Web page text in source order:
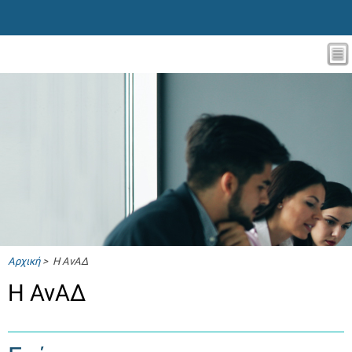
Αρχική> Η ΑνΑΔ
Η ΑνΑΔ